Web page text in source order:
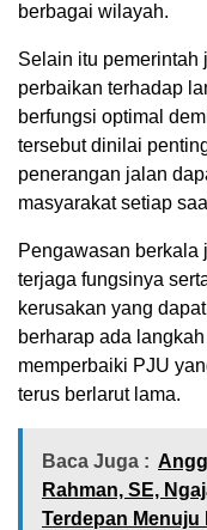
berbagai wilayah.
Selain itu pemerintah
perbaikan terhadap
berfungsi optimal
tersebut dinilai
penerangan jalan
masyarakat setiap
Pengawasan berkala
terjaga fungsinya
kerusakan yang
berharap ada
memperbaiki PJU
terus berlarut lama.
Baca Juga :
Rahman, SE,
Terdepan Menuju